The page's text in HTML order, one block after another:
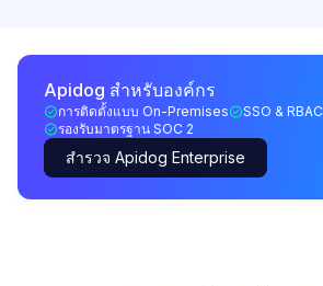
Apidog สำหรับองค์กร
การติดตั้งแบบ On-Premises
SSO & RBAC
รองรับมาตรฐาน SOC 2
สำรวจ Apidog Enterprise